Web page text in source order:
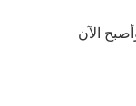
639) – مايوت (كان سابقًا 269 وأصبح الآن